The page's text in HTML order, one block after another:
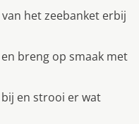
het zeebanket erbij
breng op smaak met
en strooi er wat